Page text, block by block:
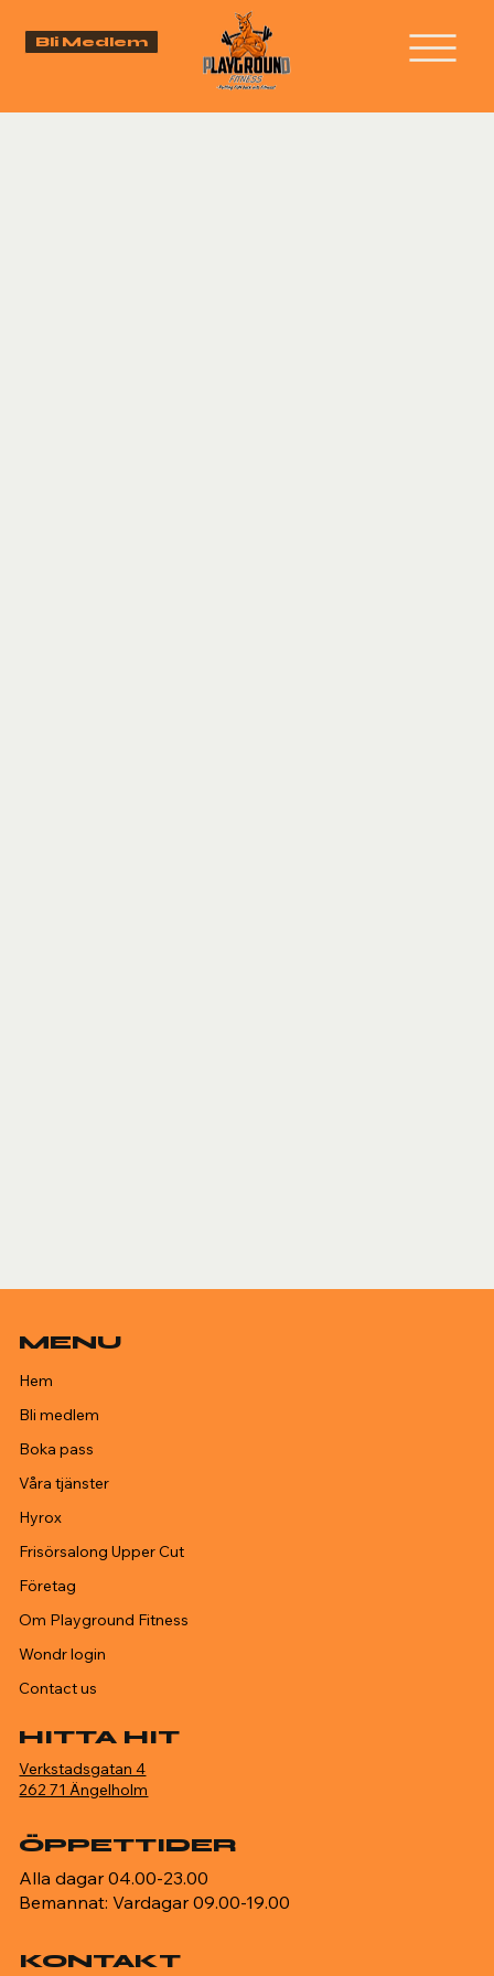
Bli Medlem
MENU
Hem
Bli medlem
Boka pass
Våra tjänster
Hyrox
Frisörsalong Upper Cut
Företag
Om Playground Fitness
Wondr login
Contact us
HITTA HIT
Verkstadsgatan 4
262 71 Ängelholm
ÖPPETTIDER
Alla dagar 04.00-23.00
Bemannat: Vardagar 09.00-19.00
KONTAKT